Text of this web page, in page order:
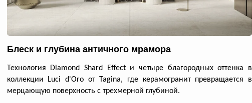
Блеск и глубина античного мрамора
Технология Diamond Shard Effect и четыре благородных оттенка в
коллекции Luci d'Oro от Tagina, где керамогранит превращается в
мерцающую поверхность с трехмерной глубиной.